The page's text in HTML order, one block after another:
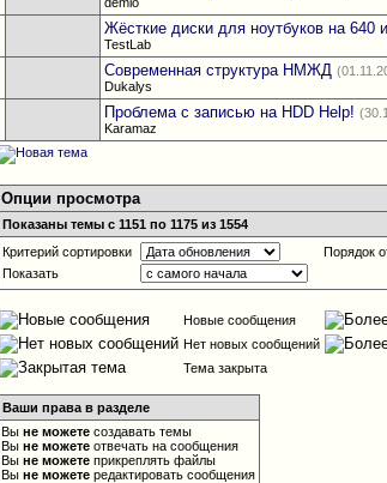
Жёсткие диски для ноутбуков на 640
TestLab
Современная структура НМЖД
Dukalys
Проблема с записью на HDD Help!
Karamaz
Опции просмотра
Показаны темы с 1151 по 1175 из 1554
Критерий сортировки
Порядок
Показать
Новые сообщения
Нет новых сообщений
Тема закрыта
Ваши права в разделе
Выне можете создавать темы
Выне можете отвечать на сообщения
Выне можете прикреплять файлы
Выне можете редактировать сообщения